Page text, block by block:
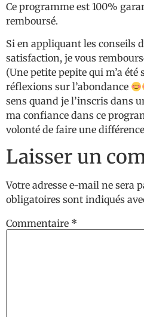
Ce programme est 100%
remboursé.
Si en appliquant les conseils
satisfaction, je vous
(Une petite pepite qui m’a été
réflexions sur l’abondance
sens quand je l’inscris dans
ma confiance dans ce
volonté de faire une
Laisser un
Votre adresse e-mail ne sera
obligatoires sont indiqués
Commentaire *